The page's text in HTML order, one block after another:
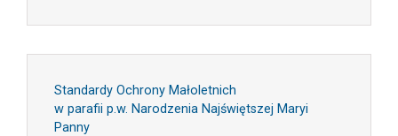
Standardy Ochrony Małoletnich
w parafii p.w. Narodzenia Najświętszej Maryi
Panny